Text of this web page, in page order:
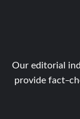
Our editorial
provide fact-